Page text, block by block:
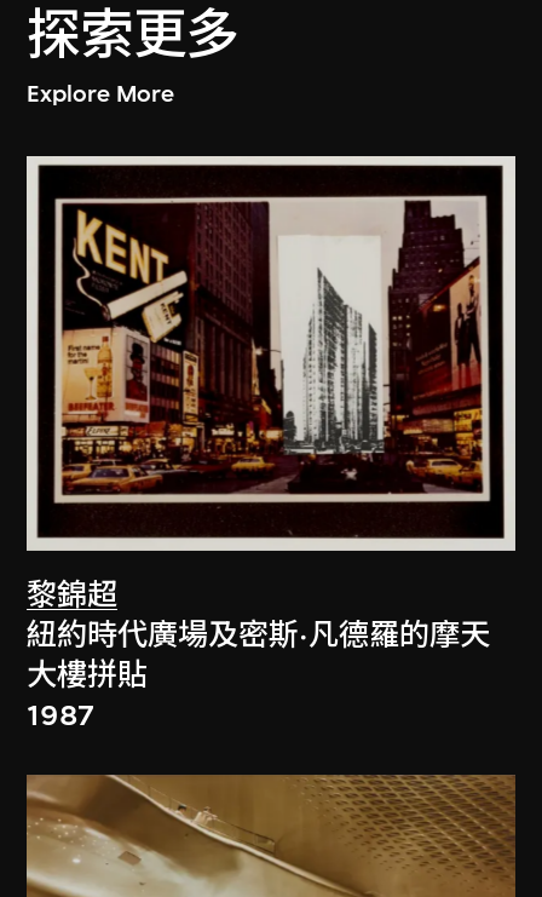
探索更多
Explore More
黎錦超
紐約時代廣場及密斯·凡德羅的摩天
大樓拼貼
1987